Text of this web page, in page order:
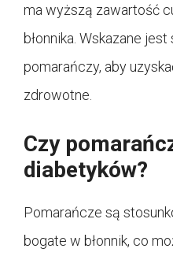
ma wyższą zawartość
błonnika. Wskazane
pomarańczy, aby
zdrowotne.
Czy
diabetyków?
Pomarańcze są
bogate w błonnik, co